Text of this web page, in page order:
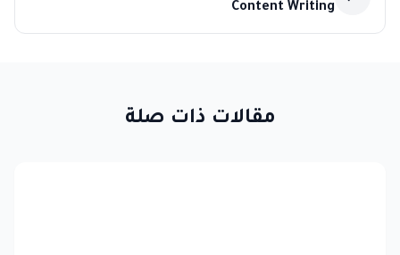
Content Writing
مقالات ذات صلة